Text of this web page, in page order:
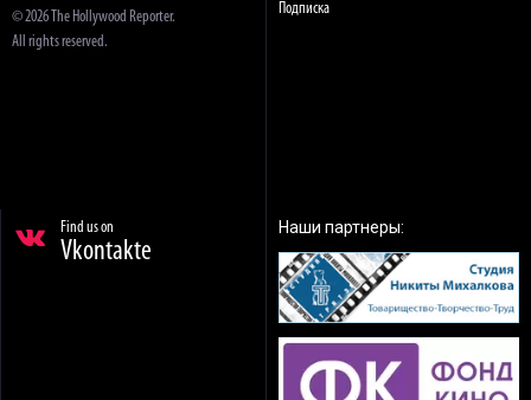
© 2026 The Hollywood Reporter.
All rights reserved.
Подписка
Find us on
Vkontakte
Наши партнеры: